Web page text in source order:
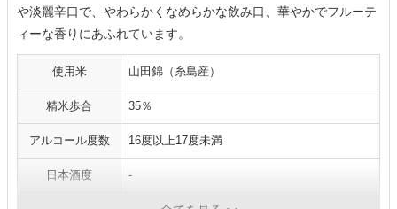
や淡麗辛口で、やわらかくなめらかな飲み口、華やかでフルーテ
ィーな香りにあふれています。
使用米 山田錦（糸島産）
精米歩合 35％
アルコール度数 16度以上17度未満
日本酒度 -